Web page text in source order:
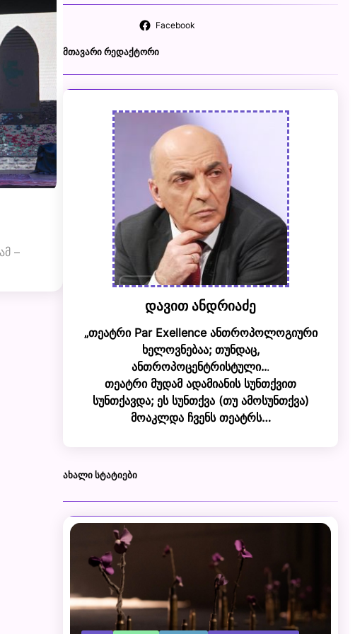
–
Facebook
ᲛᲗᲐᲕᲐᲠᲘ ᲠᲔᲓᲐᲥᲢᲝᲠᲘ
დავით ანდრიაძე
„თეატრი Par Exellence ანთროპოლოგიური
ხელოვნებაა; თუნდაც,
ანთროპოცენტრისტული...
თეატრი მუდამ ადამიანის სუნთქვით
სუნთქავდა; ეს სუნთქვა (თუ ამოსუნთქვა)
მოაკლდა ჩვენს თეატრს…
ᲐᲮᲐᲚᲘ ᲡᲢᲐᲢᲘᲔᲑᲘ